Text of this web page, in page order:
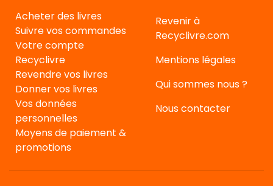
Acheter des livres
Suivre vos commandes
Votre compte
Recyclivre
Revendre vos livres
Donner vos livres
Vos données
personnelles
Moyens de paiement &
promotions
Revenir à
Recyclivre.com
Mentions légales
Qui sommes nous ?
Nous contacter